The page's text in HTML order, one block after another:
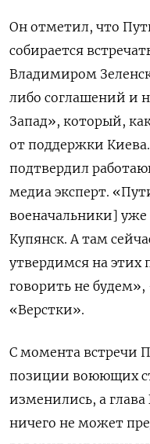
Он отметил, что
собирается
Владимиром
либо соглашений и
Запад», который,
от поддержки
подтвердил
медиа эксперт.
военачальники]
Купянск. А там
утвердимся на
говорить не
«Верстки».
С момента встречи
позиции воюющих
изменились, а
ничего не может